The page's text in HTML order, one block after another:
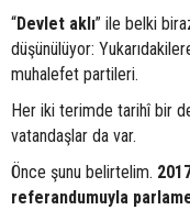
“Devlet aklı” ile belki
düşünülüyor:
muhalefet partileri.
Her iki terimde tarihî bir
vatandaşlar da var.
Önce şunu belirtelim.
referandumuyla